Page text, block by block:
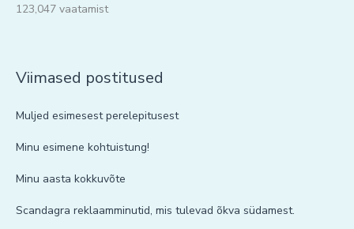
123,047 vaatamist
Viimased postitused
Muljed esimesest perelepitusest
Minu esimene kohtuistung!
Minu aasta kokkuvõte
Scandagra reklaamminutid, mis tulevad õkva südamest.